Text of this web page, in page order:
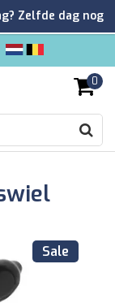
0
Sale
Zelfde dag nog